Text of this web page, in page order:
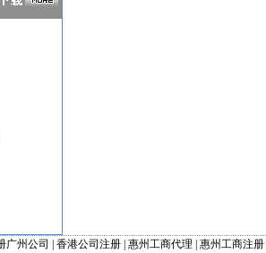
广州公司 香港公司注册 惠州工商代理 惠州工商注册